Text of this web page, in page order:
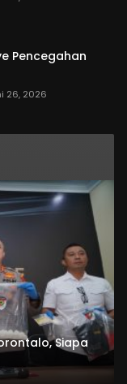
Pencegahan
26, 2026
Siapa